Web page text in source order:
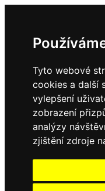
Tyto webové
cookies a další
vylepšení
zobrazení
analýzy
zjištění zdroje